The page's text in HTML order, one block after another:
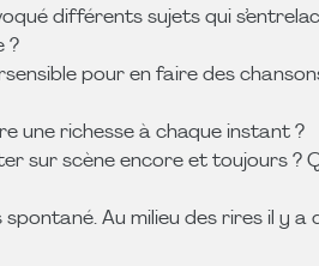
différents sujets qui
?
pour en faire des
une richesse à chaque instant ?
sur scène encore et toujours ?
Au milieu des rires il y a